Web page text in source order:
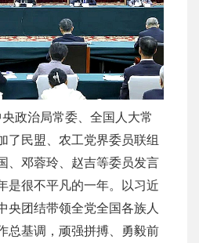
政治局常委、全国人大常
了民盟、农工党界委员联组
、邓蓉玲、赵吉等委员发言
是很不平凡的一年。以习近
央团结带领全党全国各族人
总基调，顽强拼搏、勇毅前